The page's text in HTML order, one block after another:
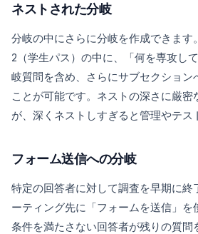
ネストされた分岐
分岐の中にさらに分岐を作成できます
2（学生パス）の中に、「何を専攻し
岐質問を含め、さらにサブセクション
ことが可能です。ネストの深さに厳密
が、深くネストしすぎると管理やテス
フォーム送信への分岐
特定の回答者に対して調査を早期に終
ーティング先に「フォームを送信」を
条件を満たさない回答者が残りの質問